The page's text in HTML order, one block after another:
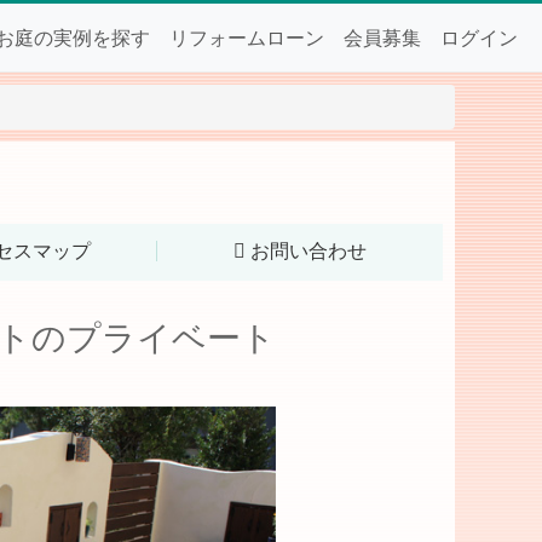
庭の実例を探す リフォームローン 会員募集 ログイン
スマップ お問い合わせ
のプライベート